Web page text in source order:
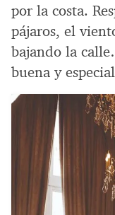
por la costa.
pájaros, el
bajando la
buena y